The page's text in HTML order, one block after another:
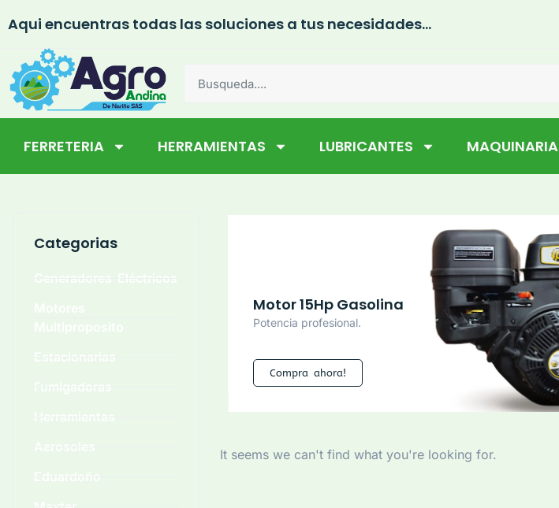
Aqui encuentras todas las soluciones a tus necesidades...
FERRETERIA HERRAMIENTAS LUBRICANTES MAQUINARIA
Categorias
Motor 15Hp Gasolina
Potencia profesional.
Compra ahora!
It seems we can't find what you're looking for.